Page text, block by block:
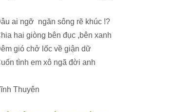
ai ngỡ ngăn sông rẽ khúc !?
hai giòng bên đục ,bên xanh
gió chở lốc về giận dữ
tình em xô ngã đời anh
Thuyên